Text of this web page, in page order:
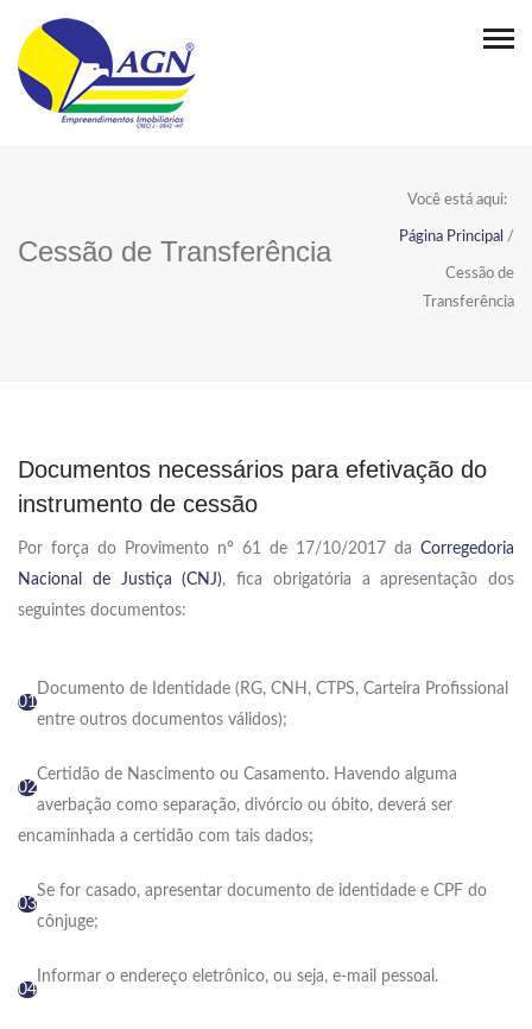
Cessão de Transferência
Você está aqui:
Página Principal /
Cessão de
Transferência
Documentos necessários para efetivação do
instrumento de cessão
Por força do Provimento nº 61 de 17/10/2017 da Corregedoria
Nacional de Justiça (CNJ), fica obrigatória a apresentação dos
seguintes documentos:
01
Documento de Identidade (RG, CNH, CTPS, Carteira Profissional
entre outros documentos válidos);
02
Certidão de Nascimento ou Casamento. Havendo alguma
averbação como separação, divórcio ou óbito, deverá ser
encaminhada a certidão com tais dados;
03
Se for casado, apresentar documento de identidade e CPF do
cônjuge;
04
Informar o endereço eletrônico, ou seja, e-mail pessoal.